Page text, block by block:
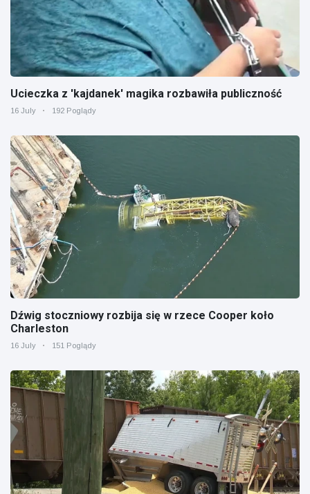
Ucieczka z 'kajdanek' magika rozbawiła publiczność
16 July 192 Poglądy
Dźwig stoczniowy rozbija się w rzece Cooper koło
Charleston
16 July 151 Poglądy